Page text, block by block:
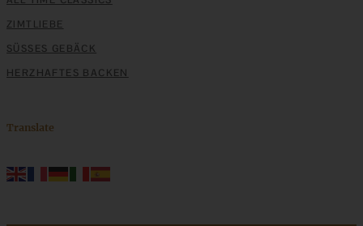
ZIMTLIEBE
SÜSSES GEBÄCK
HERZHAFTES BACKEN
Translate